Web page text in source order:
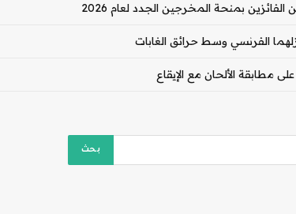
الفرنسي وسط حرائق الغابات